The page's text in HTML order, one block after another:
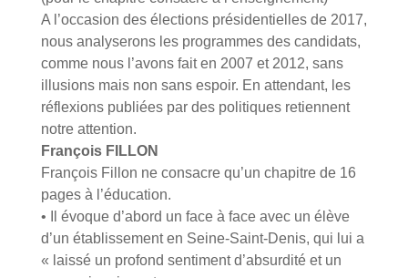
A l’occasion des élections présidentielles de 2017,
nous analyserons les programmes des candidats,
comme nous l’avons fait en 2007 et 2012, sans
illusions mais non sans espoir. En attendant, les
réflexions publiées par des politiques retiennent
notre attention.
François FILLON
François Fillon ne consacre qu’un chapitre de 16
pages à l’éducation.
• Il évoque d’abord un face à face avec un élève
d’un établissement en Seine-Saint-Denis, qui lui a
« laissé un profond sentiment d’absurdité et un